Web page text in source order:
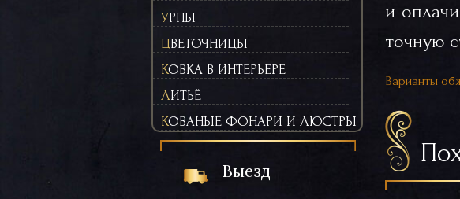
УРНЫ
ЦВЕТОЧНИЦЫ
КОВКА В ИНТЕРЬЕРЕ
ЛИТЬЁ
КОВАНЫЕ ФОНАРИ И ЛЮСТРЫ
Выезд
и
точную
Варианты